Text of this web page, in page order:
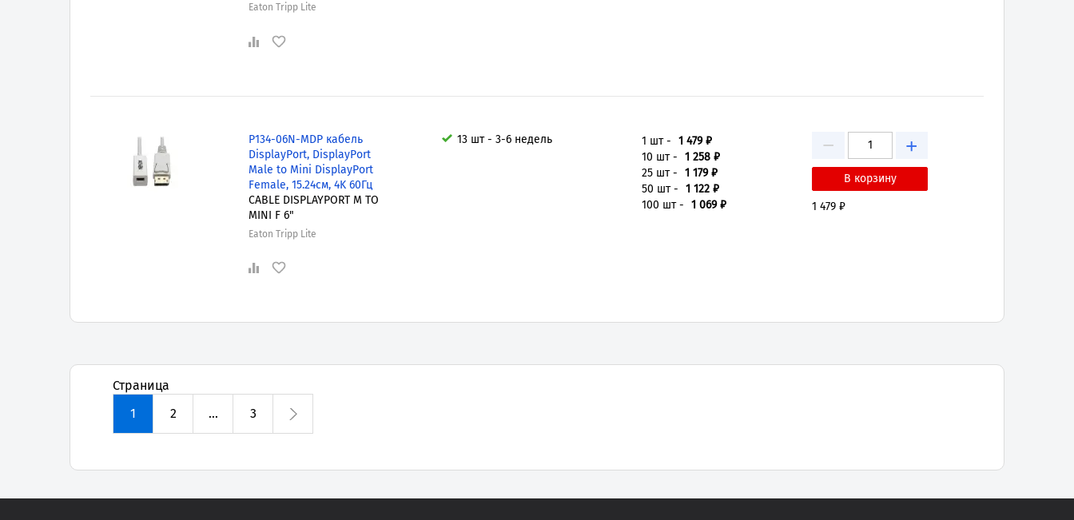
Eaton Tripp Lite
P134-06N-MDP кабель
DisplayPort, DisplayPort
Male to Mini DisplayPort
Female, 15.24см, 4K 60Гц
CABLE DISPLAYPORT M TO
MINI F 6"
Eaton Tripp Lite
13 шт - 3-6 недель 1 шт - 1 479 ₽
10 шт - 1 258 ₽
25 шт - 1 179 ₽
50 шт - 1 122 ₽
100 шт - 1 069 ₽
− +
1 479 ₽
Страница
1
2 ... 3